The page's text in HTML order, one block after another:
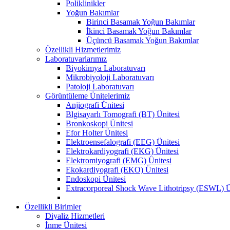
Poliklinikler
Yoğun Bakımlar
Birinci Basamak Yoğun Bakımlar
İkinci Basamak Yoğun Bakımlar
Üçüncü Basamak Yoğun Bakımlar
Özellikli Hizmetlerimiz
Laboratuvarlarımız
Biyokimya Laboratuvarı
Mikrobiyoloji Laboratuvarı
Patoloji Laboratuvarı
Görüntüleme Ünitelerimiz
Anjiografi Ünitesi
Blgisayarlı Tomografi (BT) Ünitesi
Bronkoskopi Ünitesi
Efor Holter Ünitesi
Elektroensefalografi (EEG) Ünitesi
Elektrokardiyografi (EKG) Ünitesi
Elektromiyografi (EMG) Ünitesi
Ekokardiyografi (EKO) Ünitesi
Endoskopi Ünitesi
Extracorporeal Shock Wave Lithotripsy (ESWL)
Özellikli Birimler
Diyaliz Hizmetleri
İnme Ünitesi